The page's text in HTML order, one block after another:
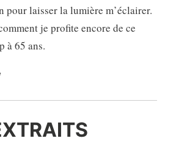
pour laisser la lumière m’éclairer.
je profite encore de ce
à 65 ans.